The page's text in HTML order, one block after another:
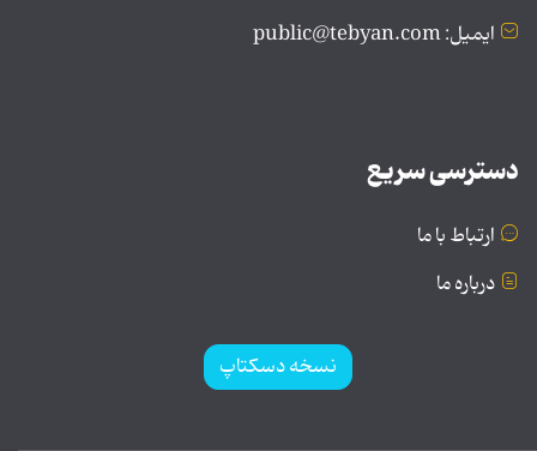
ایمیل: public@tebyan.com
دسترسی سریع
ارتباط با ما
درباره ما
نسخه دسکتاپ